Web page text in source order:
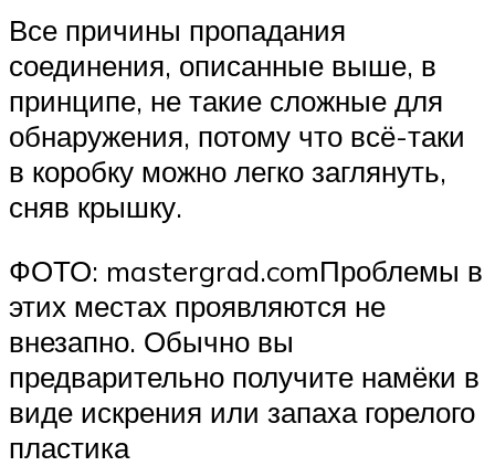
Все причины пропадания
соединения, описанные выше, в
принципе, не такие сложные для
обнаружения, потому что всё-таки
в коробку можно легко заглянуть,
сняв крышку.
ФОТО: mastergrad.comПроблемы в
этих местах проявляются не
внезапно. Обычно вы
предварительно получите намёки в
виде искрения или запаха горелого
пластика